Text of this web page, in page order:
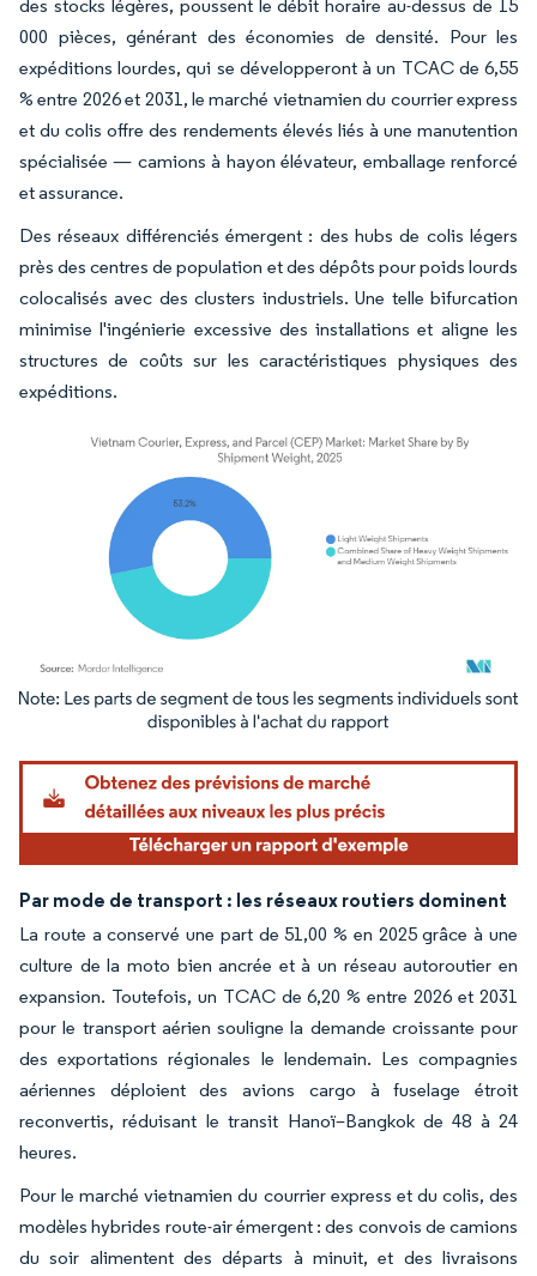
des stocks légères, poussent le débit horaire au-dessus de 15
000 pièces, générant des économies de densité. Pour les
expéditions lourdes, qui se développeront à un TCAC de 6,55
% entre 2026 et 2031, le marché vietnamien du courrier express
et du colis offre des rendements élevés liés à une manutention
spécialisée — camions à hayon élévateur, emballage renforcé
et assurance.
Des réseaux différenciés émergent : des hubs de colis légers
près des centres de population et des dépôts pour poids lourds
colocalisés avec des clusters industriels. Une telle bifurcation
minimise l'ingénierie excessive des installations et aligne les
structures de coûts sur les caractéristiques physiques des
expéditions.
Image © Mordor Intelligence. La réutilisation nécessite une attribution sous CC BY
Par mode de transport : les réseaux routiers dominent
La route a conservé une part de 51,00 % en 2025 grâce à une
culture de la moto bien ancrée et à un réseau autoroutier en
expansion. Toutefois, un TCAC de 6,20 % entre 2026 et 2031
pour le transport aérien souligne la demande croissante pour
des exportations régionales le lendemain. Les compagnies
aériennes déploient des avions cargo à fuselage étroit
reconvertis, réduisant le transit Hanoï–Bangkok de 48 à 24
heures.
Pour le marché vietnamien du courrier express et du colis, des
modèles hybrides route-air émergent : des convois de camions
du soir alimentent des départs à minuit, et des livraisons